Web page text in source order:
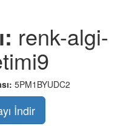
renk-algi-
5PM1BYUDC2
İndir